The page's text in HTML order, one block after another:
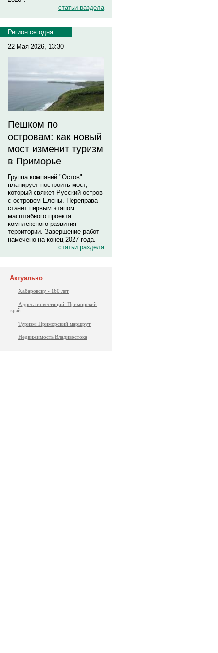
статьи раздела
Регион сегодня
22 Мая 2026, 13:30
Пешком по
островам: как новый
мост изменит туризм
в Приморье
Группа компаний "Остов"
планирует построить мост,
который свяжет Русский остров
с островом Елены. Переправа
станет первым этапом
масштабного проекта
комплексного развития
территории. Завершение работ
намечено на конец 2027 года.
статьи раздела
Актуально
Хабаровску - 160 лет
Адреса инвестиций. Приморский
край
Туризм: Приморский маршрут
Недвижимость Владивостока